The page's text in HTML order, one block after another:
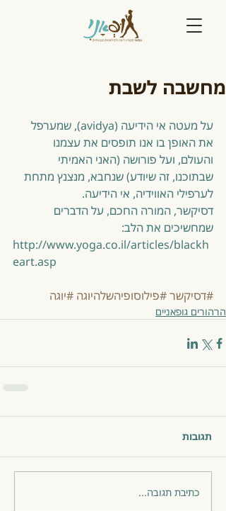
מחשבה לשבת
על מעטה אי הידיעה (avidya), שמערפל
את האופן בו אנו תופסים את עצמנו
והעולם, ועל פורושה (האני האמיתי
שבתוכנו, זה שיודע) שנחבא, מנצנץ מתחת
לערפילי האווידיה, אי הידיעה.
דסיקשר, המורה החכם, על הדברים
שמחשיכים את הלב:
http://www.yoga.co.il/articles/blackh
eart.asp
#דסיקשר#פילוסופיהשלהיוגה #יוגה
הרהורים גופאניים
תגובות
כתיבת תגובה...